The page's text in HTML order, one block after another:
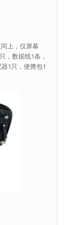
上，仅屏幕
，数据线1条，
1只，便携包1